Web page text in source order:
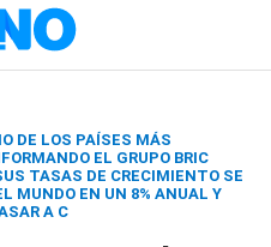
DE LOS PAÍSES MÁS
EL GRUPO BRIC
TASAS DE CRECIMIENTO SE
MUNDO EN UN 8% ANUAL Y
A C